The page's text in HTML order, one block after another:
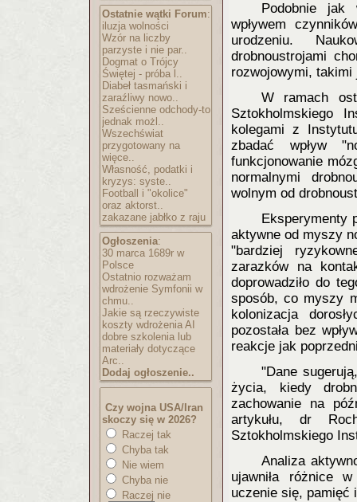
Ostatnie wątki Forum:
iluzja wolności
Wzór na liczby
parzyste i nie par..
Dogmat o Trójcy
Świętej - próba l..
Diabeł tasmański i
zaraźliwy nowo..
Sześcienne odchody-to
jednak możl..
Wszechświat
przygotowany na
więce..
Własność, podatki i
kryzys: syste..
Football i "okolice"
oraz aktorst..
zakazane jabłko z raju
Ogłoszenia:
30 marca 1689r w
Polsce
Ostatnio rozważam
wdrożenie Symfonii w
chmu..
Jakie są rzeczywiste
koszty wdrożenia AI
dobre szkolenia lub
materiały dotyczące
Arc..
Dodaj ogłoszenie..
Czy wojna USA/Iran
skoczy się w 2026?
Raczej tak
Chyba tak
Nie wiem
Chyba nie
Raczej nie
Podobnie jak
wpływem
urodzeniu.
drobnoustrojami
rozwojowymi,
W ramach
Sztokholmskiego
kolegami z
zbadać wpływ
funkcjonowanie
normalnymi
wolnym od
Eksperymenty
aktywne od myszy
"bardziej
zarazków na
doprowadziło do
sposób, co myszy
kolonizacja
pozostała bez
reakcje jak
"Dane
życia, kiedy
zachowanie na
artykułu, dr
Sztokholmskiego
Analiza
ujawniła różnice
uczenie się, pamięć